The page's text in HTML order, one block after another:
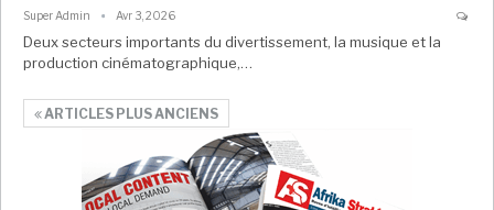
Super Admin Avr 3, 2026
Deux secteurs importants du divertissement, la musique et la
production cinématographique,…
ARTICLES PLUS ANCIENS